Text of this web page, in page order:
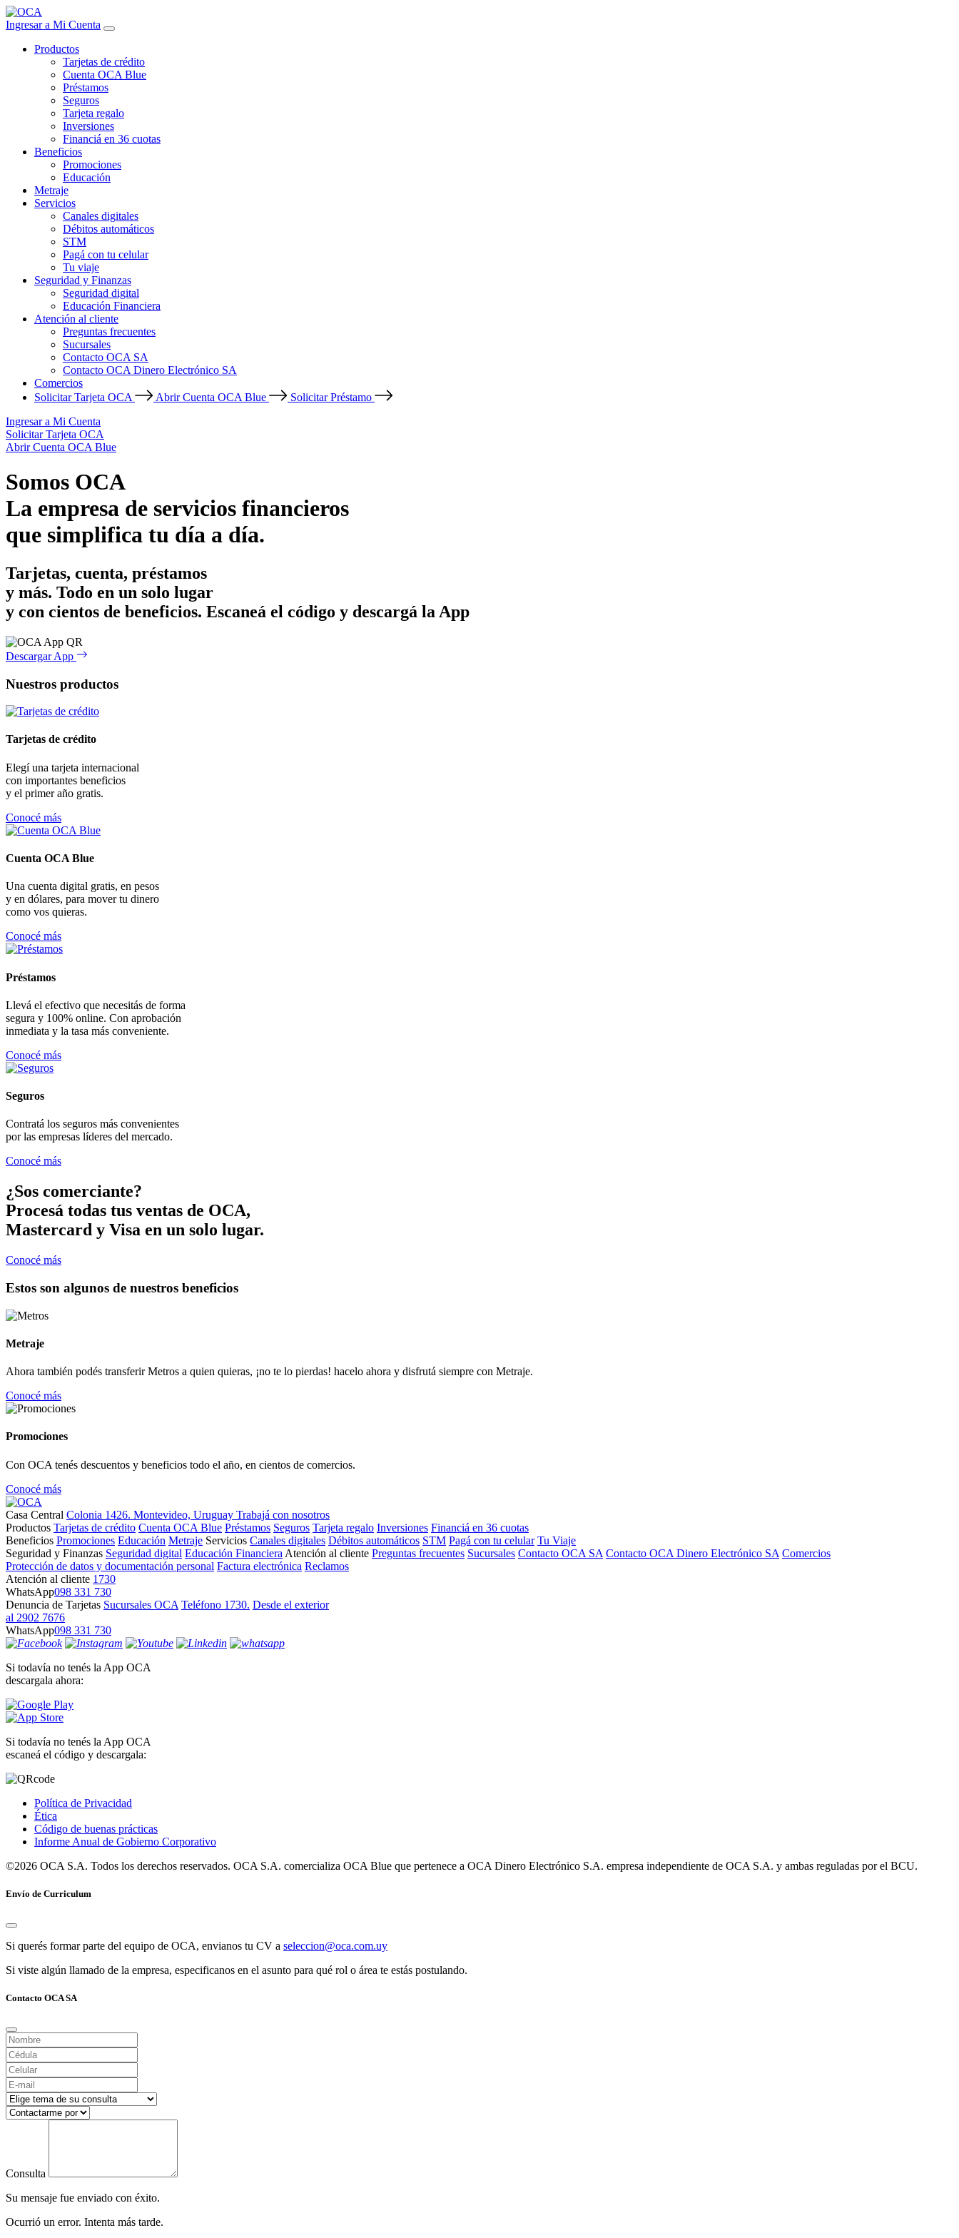
Ingresar a Mi Cuenta
Productos
Tarjetas de crédito
Cuenta OCA Blue
Préstamos
Seguros
Tarjeta regalo
Inversiones
Financiá en 36 cuotas
Beneficios
Promociones
Educación
Metraje
Servicios
Canales digitales
Débitos automáticos
STM
Pagá con tu celular
Tu viaje
Seguridad y Finanzas
Seguridad digital
Educación Financiera
Atención al cliente
Preguntas frecuentes
Sucursales
Contacto OCA SA
Contacto OCA Dinero Electrónico SA
Comercios
Solicitar Tarjeta OCA
Abrir Cuenta OCA Blue
Solicitar Préstamo
Ingresar a Mi Cuenta
Solicitar Tarjeta OCA
Abrir Cuenta OCA Blue
Somos OCA
La empresa de servicios financieros
que simplifica tu día a día.
Tarjetas, cuenta, préstamos
y más. Todo en un solo lugar
y con cientos de beneficios. Escaneá el código y descargá la App
Descargar App
Nuestros productos
Tarjetas de crédito
Elegí una tarjeta internacional
con importantes beneficios
y el primer año gratis.
Conocé más
Cuenta OCA Blue
Una cuenta digital gratis, en pesos
y en dólares, para mover tu dinero
como vos quieras.
Conocé más
Préstamos
Llevá el efectivo que necesitás de forma
segura y 100% online. Con aprobación
inmediata y la tasa más conveniente.
Conocé más
Seguros
Contratá los seguros más convenientes
por las empresas líderes del mercado.
Conocé más
¿Sos comerciante?
Procesá todas tus ventas de OCA,
Mastercard y Visa en un solo lugar.
Conocé más
Estos son algunos de nuestros beneficios
Metraje
Ahora también podés transferir Metros a quien quieras, ¡no te lo pierdas! hacelo ahora y disfrutá siempre con Metraje.
Conocé más
Promociones
Con OCA tenés descuentos y beneficios todo el año, en cientos de comercios.
Conocé más
Casa Central Colonia 1426. Montevideo, Uruguay Trabajá con nosotros
Productos Tarjetas de crédito Cuenta OCA Blue Préstamos Seguros Tarjeta regalo Inversiones Financiá en 36 cuotas
Beneficios Promociones Educación Metraje Servicios Canales digitales Débitos automáticos STM Pagá con tu celular Tu Viaje
Seguridad y Finanzas Seguridad digital Educación Financiera Atención al cliente Preguntas frecuentes Sucursales Contacto OCA SA Contacto OCA Dinero Electrónico SA Comercios
Protección de datos y documentación personal Factura electrónica Reclamos
Atención al cliente 1730
WhatsApp098 331 730
Denuncia de Tarjetas Sucursales OCA Teléfono 1730. Desde el exterior
al 2902 7676
WhatsApp098 331 730
Si todavía no tenés la App OCA
descargala ahora:
Si todavía no tenés la App OCA
escaneá el código y descargala:
Política de Privacidad
Ética
Código de buenas prácticas
Informe Anual de Gobierno Corporativo
©2026 OCA S.A. Todos los derechos reservados. OCA S.A. comercializa OCA Blue que pertenece a OCA Dinero Electrónico S.A. empresa independiente de OCA S.A. y ambas reguladas por el BCU.
Envío de Curriculum
Si querés formar parte del equipo de OCA, envianos tu CV a seleccion@oca.com.uy
Si viste algún llamado de la empresa, especificanos en el asunto para qué rol o área te estás postulando.
Contacto OCA SA
Consulta
Su mensaje fue enviado con éxito.
Ocurrió un error. Intenta más tarde.